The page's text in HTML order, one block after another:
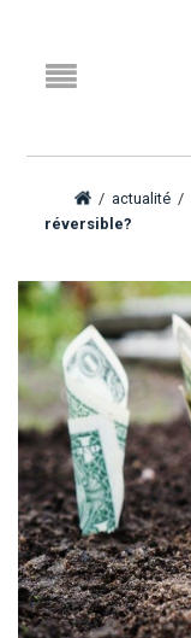
/ actualité /
réversible?